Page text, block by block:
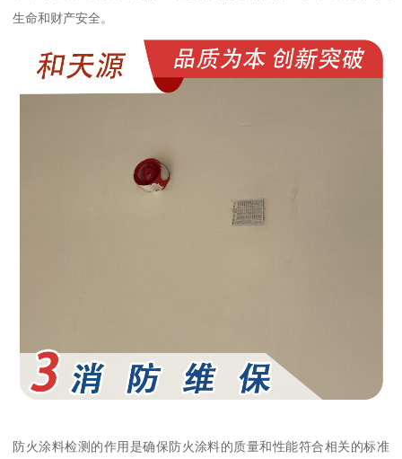
生命和财产安全。
防火涂料检测的作用是确保防火涂料的质量和性能符合相关的标准